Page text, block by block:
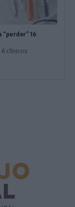
16
clínicos